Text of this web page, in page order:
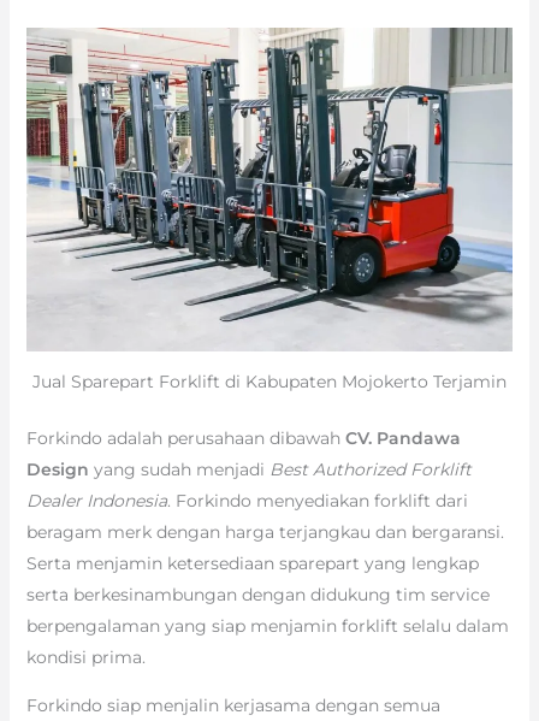
Jual Sparepart Forklift di Kabupaten Mojokerto Terjamin
Forkindo adalah perusahaan dibawah CV. Pandawa
Design yang sudah menjadi Best Authorized Forklift
Dealer Indonesia. Forkindo menyediakan forklift dari
beragam merk dengan harga terjangkau dan bergaransi.
Serta menjamin ketersediaan sparepart yang lengkap
serta berkesinambungan dengan didukung tim service
berpengalaman yang siap menjamin forklift selalu dalam
kondisi prima.
Forkindo siap menjalin kerjasama dengan semua